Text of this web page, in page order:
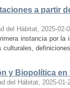
a partir
del Hábitat, 2025-02-
instancia por
culturales,
y Biopolítica
del Hábitat, 2025-01-